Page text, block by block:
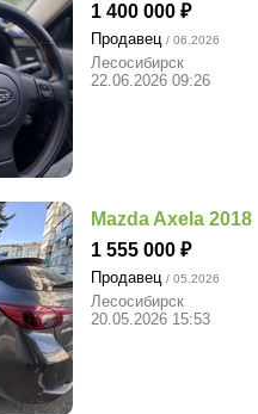
1 400 000
Продавец / 06.2026
Лесосибирск
22.06.2026 09:26
Mazda Axela 2018
1 555 000
Продавец / 05.2026
Лесосибирск
20.05.2026 15:53